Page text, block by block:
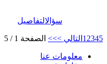
سؤالالتفاصيل
1 2345 التالي >>> الصفحة 1 / 5
معلومات عنا